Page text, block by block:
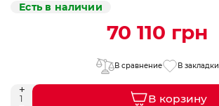
Есть в наличии
70 110 грн
В сравнение В закладки
В корзину